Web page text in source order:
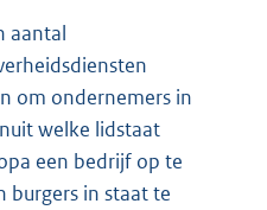
aantal
om ondernemers in
welke lidstaat
een bedrijf op te
burgers in staat te